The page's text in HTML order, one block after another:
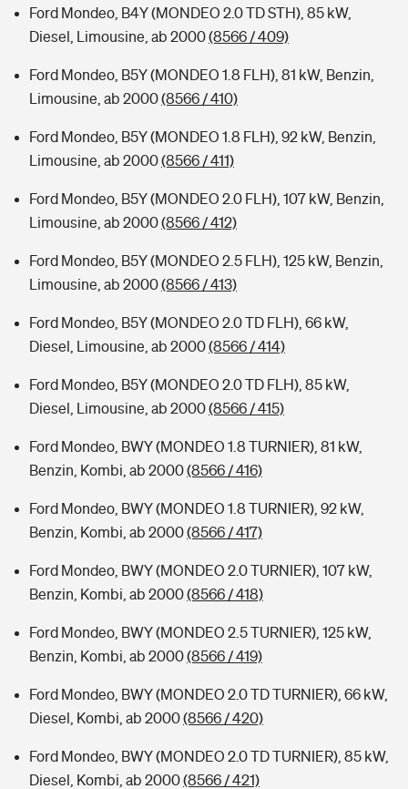
Ford Mondeo, B4Y (MONDEO 2.0 TD STH), 85 kW,
Diesel, Limousine, ab 2000(8566 / 409)
Ford Mondeo, B5Y (MONDEO 1.8 FLH), 81 kW, Benzin,
Limousine, ab 2000(8566 / 410)
Ford Mondeo, B5Y (MONDEO 1.8 FLH), 92 kW, Benzin,
Limousine, ab 2000(8566 / 411)
Ford Mondeo, B5Y (MONDEO 2.0 FLH), 107 kW, Benzin,
Limousine, ab 2000(8566 / 412)
Ford Mondeo, B5Y (MONDEO 2.5 FLH), 125 kW, Benzin,
Limousine, ab 2000(8566 / 413)
Ford Mondeo, B5Y (MONDEO 2.0 TD FLH), 66 kW,
Diesel, Limousine, ab 2000(8566 / 414)
Ford Mondeo, B5Y (MONDEO 2.0 TD FLH), 85 kW,
Diesel, Limousine, ab 2000(8566 / 415)
Ford Mondeo, BWY (MONDEO 1.8 TURNIER), 81 kW,
Benzin, Kombi, ab 2000(8566 / 416)
Ford Mondeo, BWY (MONDEO 1.8 TURNIER), 92 kW,
Benzin, Kombi, ab 2000(8566 / 417)
Ford Mondeo, BWY (MONDEO 2.0 TURNIER), 107 kW,
Benzin, Kombi, ab 2000(8566 / 418)
Ford Mondeo, BWY (MONDEO 2.5 TURNIER), 125 kW,
Benzin, Kombi, ab 2000(8566 / 419)
Ford Mondeo, BWY (MONDEO 2.0 TD TURNIER), 66 kW,
Diesel, Kombi, ab 2000(8566 / 420)
Ford Mondeo, BWY (MONDEO 2.0 TD TURNIER), 85 kW,
Diesel, Kombi, ab 2000(8566 / 421)